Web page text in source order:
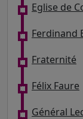
Eglise de
Fraternité
Félix Faure
Général